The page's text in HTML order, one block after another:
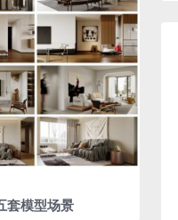
套模型场景